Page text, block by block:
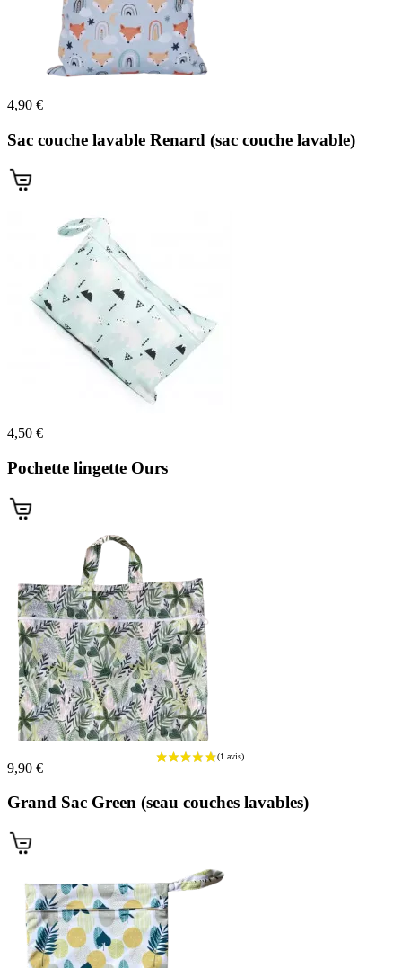
4,90 €
Sac couche lavable Renard (sac couche lavable)
4,50 €
Pochette lingette Ours
9,90 €
Grand Sac Green (seau couches lavables)